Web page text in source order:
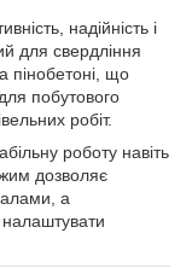
надійність і
для свердління
пінобетоні, що
побутового
робіт.
роботу навіть
дозволяє
а